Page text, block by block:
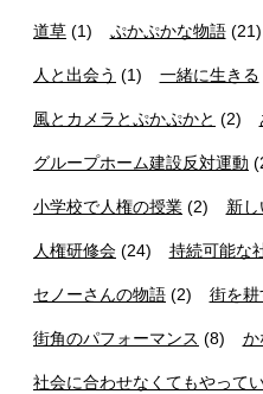
道草 (1) ぷかぷかな物語(21)
人と出会う (1) 一緒に生きる
風とカメラとぷかぷかと (2)
グループホーム建設反対運動
小学校で人権の授業 (2) 新
人権研修会 (24) 持続可能な
セノーさんの物語 (2) 街を耕
街角のパフォーマンス (8) か
社会に合わせなくてもやって